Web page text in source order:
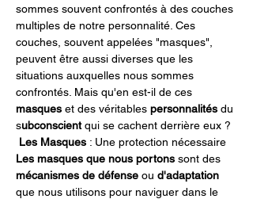
sommes souvent confrontés à des couches
multiples de notre personnalité. Ces
couches, souvent appelées "masques",
peuvent être aussi diverses que les
situations auxquelles nous sommes
confrontés. Mais qu'en est-il de ces
masques et des véritables personnalités du
subconscient qui se cachent derrière eux ?
Les Masques : Une protection nécessaire
Les masques que nous portons sont des
mécanismes de défense ou d'adaptation
que nous utilisons pour naviguer dans le